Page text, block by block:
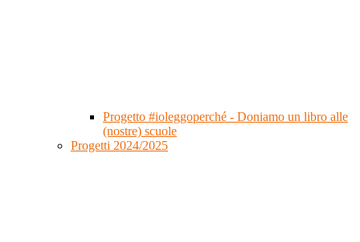
Progetto #ioleggoperché - Doniamo un libro alle
(nostre) scuole
Progetti 2024/2025